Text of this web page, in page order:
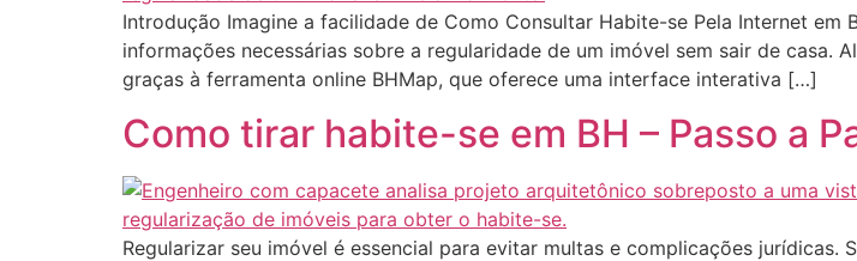
Introdução Imagine a facilidade de Como Consultar Habite-se Pela Internet em
informações necessárias sobre a regularidade de um imóvel sem sair de casa.
graças à ferramenta online BHMap, que oferece uma interface interativa […]
Como tirar habite-se em BH – Passo a
Regularizar seu imóvel é essencial para evitar multas e complicações